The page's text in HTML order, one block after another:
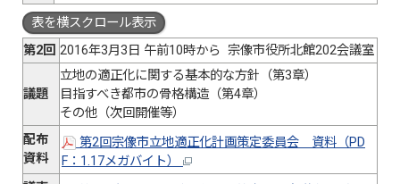
表を横スクロール表示
第2回 2016年3月3日 午前10時から 宗像市役所北館202会議室
議題
立地の適正化に関する基本的な方針（第3章）
目指すべき都市の骨格構造（第4章）
その他（次回開催等）
配布
資料
第2回宗像市立地適正化計画策定委員会 資料（PD
F：1.17メガバイト）